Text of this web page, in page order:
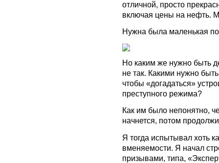
отличной, просто
включая цены на нефть.
Нужна была маленькая
Но каким же нужно быть
не так. Какими нужно
чтобы «догадаться»
преступного режима?
Как им было непонятно,
начнется, потом
Я тогда испытывал хоть
вменяемости. Я начал
призывами, типа,